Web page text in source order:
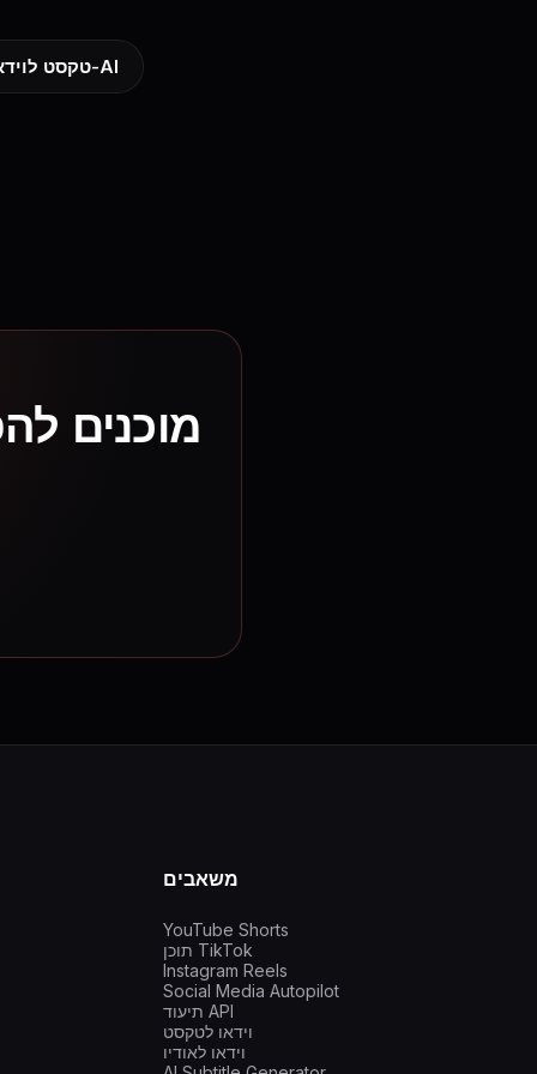
טקסט לוידאו ב-AI
מוכנים
משאבים
YouTube Shorts
תוכן TikTok
Instagram Reels
Social Media Autopilot
תיעוד API
וידאו לטקסט
וידאו לאודיו